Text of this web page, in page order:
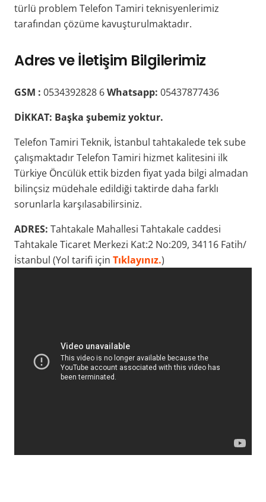
türlü problem Telefon Tamiri teknisyenlerimiz
tarafından çözüme kavuşturulmaktadır.
Adres ve İletişim Bilgilerimiz
GSM : 0534392828 6Whatsapp: 05437877436
DİKKAT: Başka şubemiz yoktur.
Telefon Tamiri Teknik, İstanbul tahtakalede tek sube
çalışmaktadır Telefon Tamiri hizmet kalitesini ilk
Türkiye Öncülük ettik bizden fiyat yada bilgi almadan
bilinçsiz müdehale edildiği taktirde daha farklı
sorunlarla karşılasabilirsiniz.
ADRES: Tahtakale Mahallesi Tahtakale caddesi
Tahtakale Ticaret Merkezi Kat:2 No:209, 34116 Fatih/
İstanbul (Yol tarifi için Tıklayınız.)